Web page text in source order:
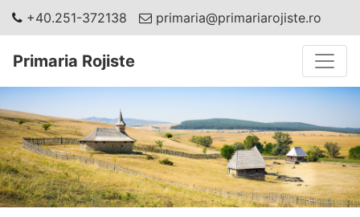
+40.251-372138 primaria@primariarojiste.ro
Primaria Rojiste